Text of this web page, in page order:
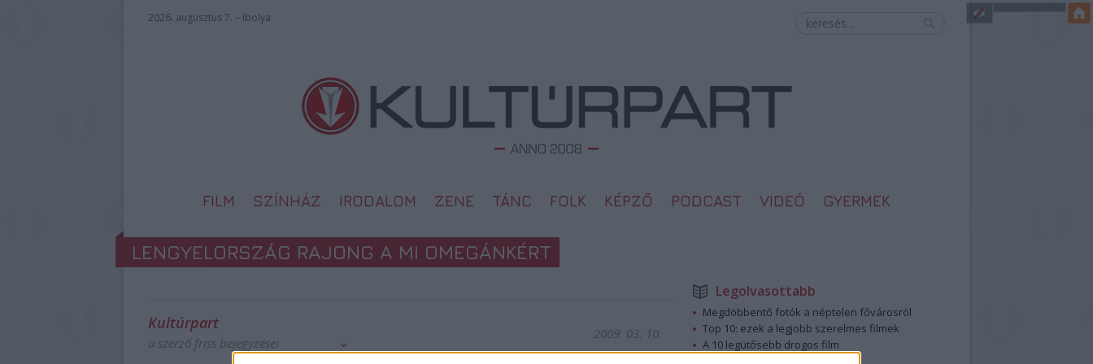
2026. augusztus 7. – Ibolya
FILM SZÍNHÁZ IRODALOM ZENE TÁNC FOLK KÉPZŐ PODCAST VIDEÓ GYERMEK
LENGYELORSZÁG RAJONG A MI OMEGÁNKÉRT
Kultúrpart
a szerző friss bejegyzései
2009. 03. 10.
Legolvasottabb
Megdöbbentő fotók a néptelen fővárosról
Top 10: ezek a legjobb szerelmes filmek
A 10 legütősebb drogos film